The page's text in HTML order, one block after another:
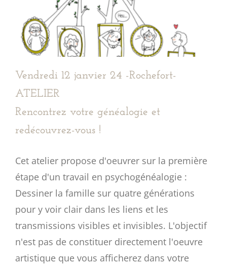
Vendredi 12 janvier 24 -Rochefort-
ATELIER
Rencontrez votre généalogie et
redécouvrez-vous !
Cet atelier propose d'oeuvrer sur la première
étape d'un travail en psychogénéalogie :
Dessiner la famille sur quatre générations
pour y voir clair dans les liens et les
transmissions visibles et invisibles. L'objectif
n'est pas de constituer directement l'oeuvre
artistique que vous afficherez dans votre